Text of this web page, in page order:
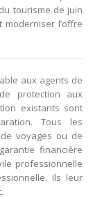
tourisme de juin
l’offre
aux agents de
protection aux
existants sont
Tous les
voyages ou de
financière
professionnelle
Ils leur